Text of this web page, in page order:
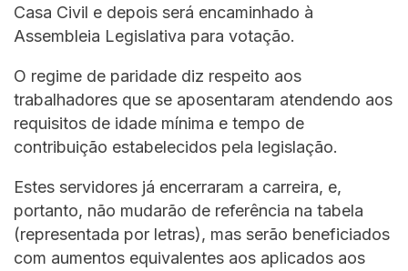
Casa Civil e depois será encaminhado à
Assembleia Legislativa para votação.
O regime de paridade diz respeito aos
trabalhadores que se aposentaram atendendo aos
requisitos de idade mínima e tempo de
contribuição estabelecidos pela legislação.
Estes servidores já encerraram a carreira, e,
portanto, não mudarão de referência na tabela
(representada por letras), mas serão beneficiados
com aumentos equivalentes aos aplicados aos